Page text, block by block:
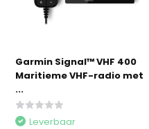
Garmin Signal™ VHF 400
Maritieme VHF-radio met
...
Leverbaar